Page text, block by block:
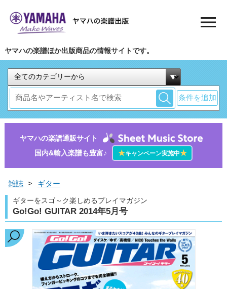
ヤマハの楽譜ほか出版商品の情報サイトです。
条件を追加
ヤマハの楽譜通販サイト
国内&輸入楽譜も豊富♪
★キャンペーン実施中★
雑誌 > ギター
ギターをスゴ～ク楽しめるプレイマガジン
Go!Go! GUITAR 2014年5月号